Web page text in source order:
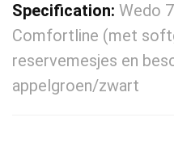
Specification: Wedo
Comfortline (met
reservemesjes en
appelgroen/zwart